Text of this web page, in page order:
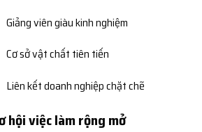
Giảng viên giàu kinh nghiệm
Cơ sở vật chất tiên tiến
Liên kết doanh nghiệp chặt chẽ
hội việc làm rộng mở